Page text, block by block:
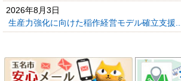
2026年8月3日
生産力強化に向けた稲作経営モデル確立支援...